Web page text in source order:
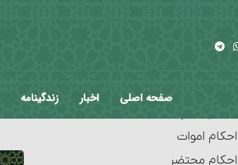
صفحه اصلی اخبار زندگینامه
ربای قرضی
معاملات بانکی
احکام رهن‏
احکام حواله‏
مورد چهارم
احکام اموات
احکام محتضر